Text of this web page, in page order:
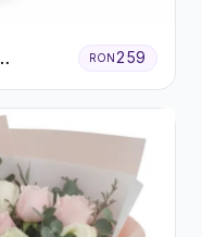
RON259